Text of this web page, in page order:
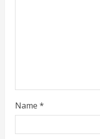
Name *